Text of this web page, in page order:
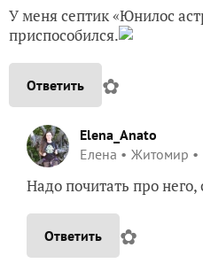
У меня септик «Юнилос
приспособился.
Ответить ✿
Elena_Anato
Елена
Житомир
Надо почитать про него,
Ответить ✿